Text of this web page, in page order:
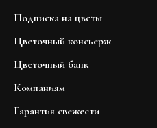
Подписка на цветы
Цветочный консьерж
Цветочный банк
Компаниям
Гарантия свежести